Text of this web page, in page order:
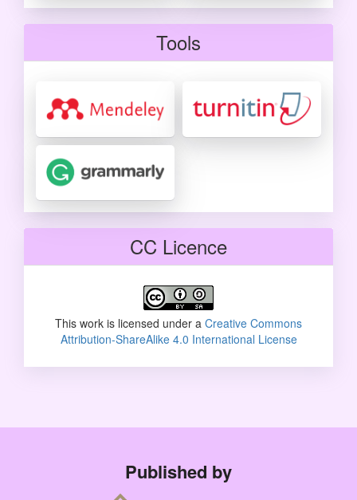
Tools
CC Licence
This work is licensed under a Creative Commons
Attribution-ShareAlike 4.0 International License
Published by